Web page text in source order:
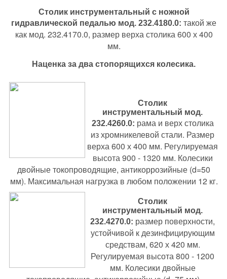
Столик инструментальный с ножной
гидравлической педалью мод. 232.4180.0:такой же
как мод. 232.4170.0, размер верха столика 600 х 400
мм.
Наценка за два стопорящихся колесика.
Столик
инструментальный мод.
232.4260.0: рама и верх столика
из хромникелевой стали. Размер
верха 600 х 400 мм. Регулируемая
высота 900 - 1320 мм. Колесики
двойные токопроводящие, антикоррозийные (d=50
мм). Максимальная нагрузка в любом положении 12 кг.
Столик
инструментальный мод.
232.4270.0: размер поверхности,
устойчивой к дезинфицирующим
средствам, 620 х 420 мм.
Регулируемая высота 800 - 1200
мм. Колесики двойные